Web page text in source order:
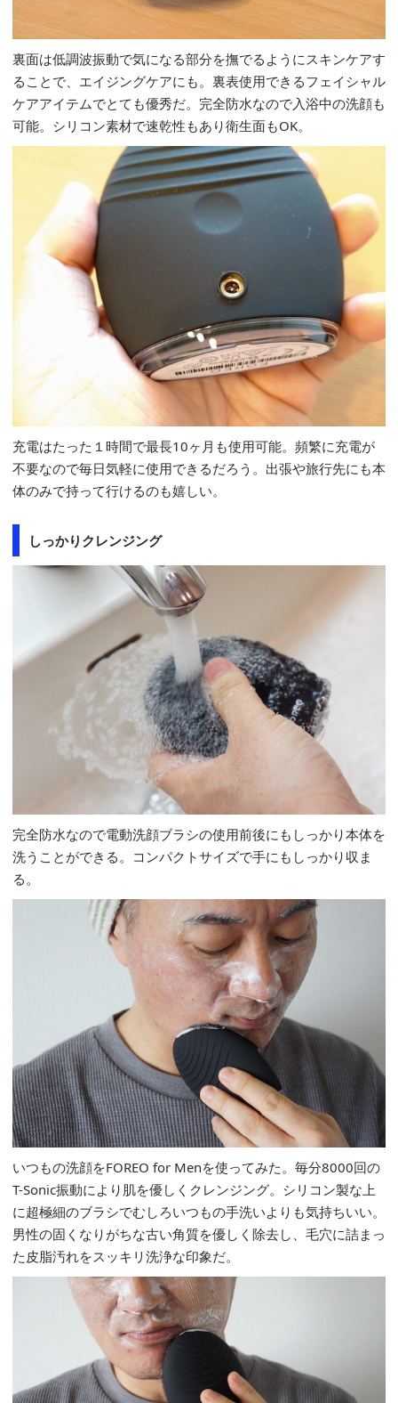
裏面は低調波振動で気になる部分を撫でるようにスキンケアす
ることで、エイジングケアにも。裏表使用できるフェイシャル
ケアアイテムでとても優秀だ。完全防水なので入浴中の洗顔も
可能。シリコン素材で速乾性もあり衛生面もOK。
充電はたった１時間で最長10ヶ月も使用可能。頻繁に充電が
不要なので毎日気軽に使用できるだろう。出張や旅行先にも本
体のみで持って行けるのも嬉しい。
しっかりクレンジング
完全防水なので電動洗顔ブラシの使用前後にもしっかり本体を
洗うことができる。コンパクトサイズで手にもしっかり収ま
る。
いつもの洗顔をFOREO for Menを使ってみた。毎分8000回の
T-Sonic振動により肌を優しくクレンジング。シリコン製な上
に超極細のブラシでむしろいつもの手洗いよりも気持ちいい。
男性の固くなりがちな古い角質を優しく除去し、毛穴に詰まっ
た皮脂汚れをスッキリ洗浄な印象だ。